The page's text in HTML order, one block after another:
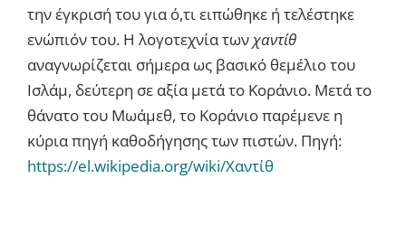
την έγκρισή του για ό,τι ειπώθηκε ή τελέστηκε
ενώπιόν του. Η λογοτεχνία των χαντίθ
αναγνωρίζεται σήμερα ως βασικό θεμέλιο του
Ισλάμ, δεύτερη σε αξία μετά το Κοράνιο. Μετά το
θάνατο του Μωάμεθ, το Κοράνιο παρέμενε η
κύρια πηγή καθοδήγησης των πιστών. Πηγή:
https://el.wikipedia.org/wiki/Χαντίθ